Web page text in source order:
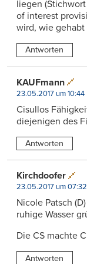
liegen
of interest
wird, wie
Antworten
KAUFmann
23.05.2017 um 10:44
Cisullos
diejenigen des
Antworten
Kirchdoofer
23.05.2017 um 07:32
Nicole Patsch
ruhige Wasser
Die CS machte
Antworten